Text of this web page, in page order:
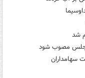
مجلس مصوب شود
سهامداران